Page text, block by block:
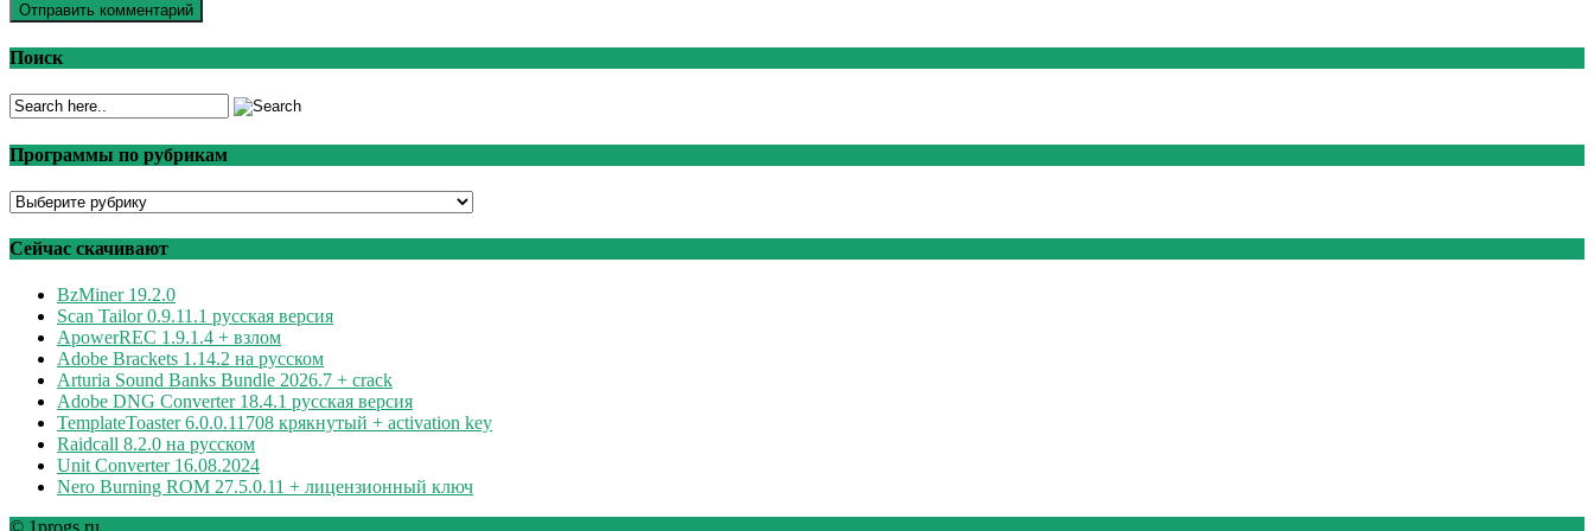
Поиск
Программы по рубрикам
Программы
рубрикам
Сейчас скачивают
BzMiner 19.2.0
Scan Tailor 0.9.11.1 русская версия
ApowerREC 1.9.1.4 + взлом
Adobe Brackets 1.14.2 на русском
Arturia Sound Banks Bundle 2026.7 + crack
Adobe DNG Converter 18.4.1 русская версия
TemplateToaster 6.0.0.11708 крякнутый + activation key
Raidcall 8.2.0 на русском
Unit Converter 16.08.2024
Nero Burning ROM 27.5.0.11 + лицензионный ключ